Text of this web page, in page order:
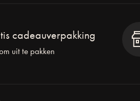
cadeauverpakking
uit te pakken